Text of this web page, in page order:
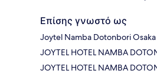
Επίσης γνωστό ως
Joytel Namba Dotonbori Osaka
JOYTEL HOTEL NAMBA
JOYTEL HOTEL NAMBA